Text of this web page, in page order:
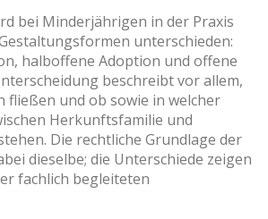
bei Minderjährigen in der Praxis
unterschieden:
halboffene Adoption und offene
beschreibt vor allem,
fließen und ob sowie in welcher
Herkunftsfamilie und
Die rechtliche Grundlage der
dieselbe; die Unterschiede zeigen
fachlich begleiteten